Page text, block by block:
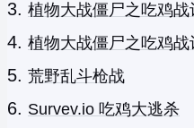
植物大战僵尸之吃鸡战
植物大战僵尸之吃鸡战
荒野乱斗枪战
Survev.io 吃鸡大逃杀